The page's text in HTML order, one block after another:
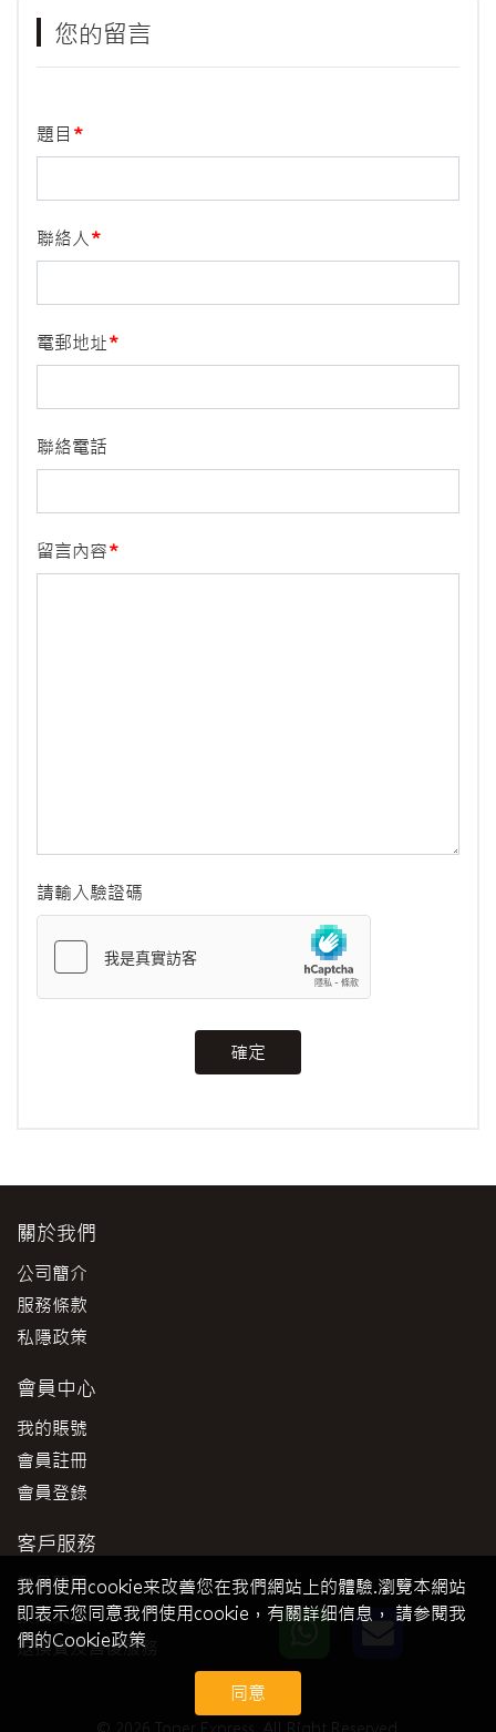
您的留言
題目
聯絡人
電郵地址
聯絡電話
留言內容
請輸入驗證碼
確定
關於我們
公司簡介
服務條款
私隱政策
會員中心
我的賬號
會員註冊
會員登錄
客戶服務
常見問題
技術支援
退換貨及售後服務
我們使用cookie来改善您在我們網站上的體驗.瀏覽本網站
即表示您同意我們使用cookie，有關詳细信息， 請参閱我
們的Cookie政策
同意